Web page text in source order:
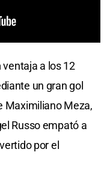
ventaja a los 12
un gran gol
Maximiliano Meza,
Russo empató a
por el